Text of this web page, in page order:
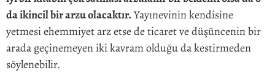
da ikincil bir arzu olacaktır.Yayınevinin kendisine
yetmesi ehemmiyet arz etse de ticaret ve düşüncenin bir
arada geçinemeyen iki kavram olduğu da kestirmeden
söylenebilir.